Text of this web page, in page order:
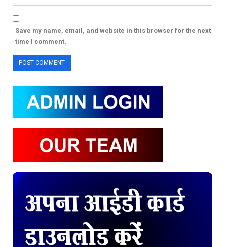
Save my name, email, and website in this browser for the next
time I comment.